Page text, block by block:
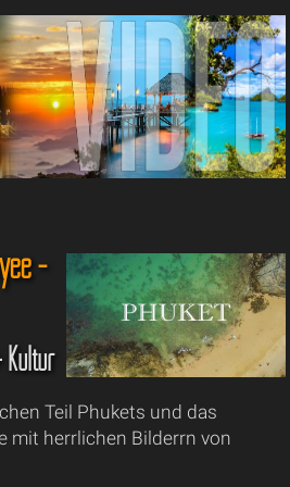
-
Teil Phukets und das
mit herrlichen Bilderrn von